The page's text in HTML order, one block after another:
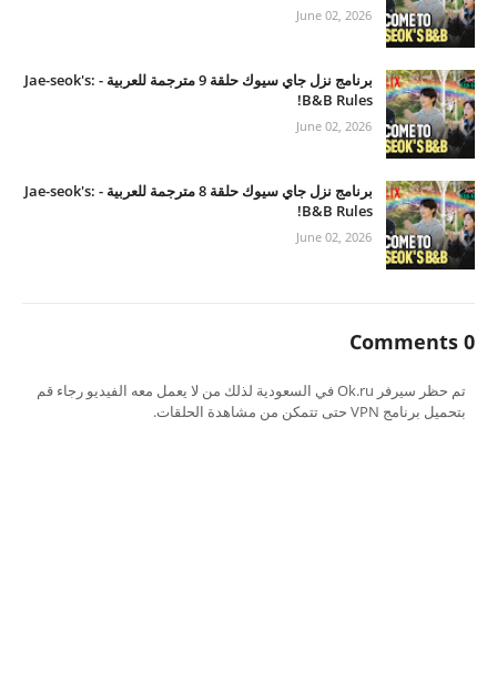
June 02, 2026
برنامج نزل جاي سيوك حلقة 9 مترجمة للعربية - Jae-seok's:
B&B Rules!
June 02, 2026
برنامج نزل جاي سيوك حلقة 8 مترجمة للعربية - Jae-seok's:
B&B Rules!
June 02, 2026
0 Comments
تم حظر سيرفر Ok.ru في السعودية لذلك من لا يعمل معه الفيديو رجاء قم
بتحميل برنامج VPN حتى تتمكن من مشاهدة الحلقات.